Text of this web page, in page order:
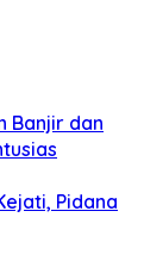
Banjir dan
Pidana